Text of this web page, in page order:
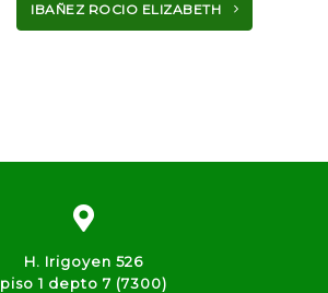
IBAÑEZ ROCIO ELIZABETH
H. Irigoyen 526
piso 1 depto 7 (7300)